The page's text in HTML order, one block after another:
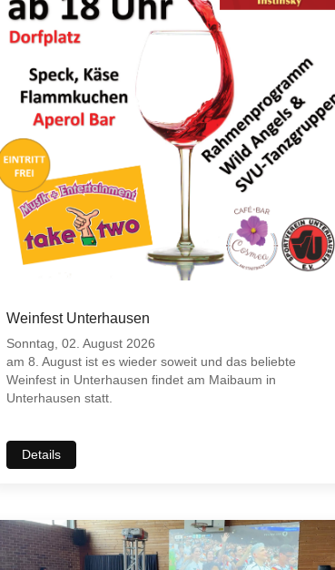
Weinfest Unterhausen
Sonntag, 02. August 2026
am 8. August ist es wieder soweit und das beliebte
Weinfest in Unterhausen findet am Maibaum in
Unterhausen statt.
Details